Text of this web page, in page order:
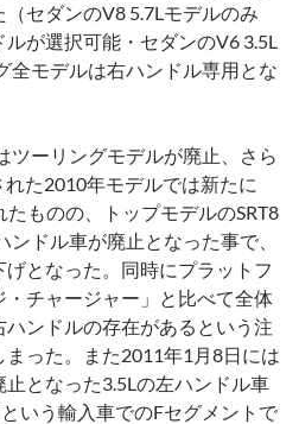
セダンのV8 5.7Lモデルのみ
が選択可能・セダンのV6 3.5L
全モデルは右ハンドル専用とな
ツーリングモデルが廃止、さら
た2010年モデルでは新たに
たものの、トップモデルのSRT8
ンドル車が廃止となった事で、
となった。同時にプラットフ
・チャージャー」と比べて全体
ンドルの存在があるという注
った。また2011年1月8日には
となった3.5Lの左ハンドル車
いう輸入車でのFセグメントで